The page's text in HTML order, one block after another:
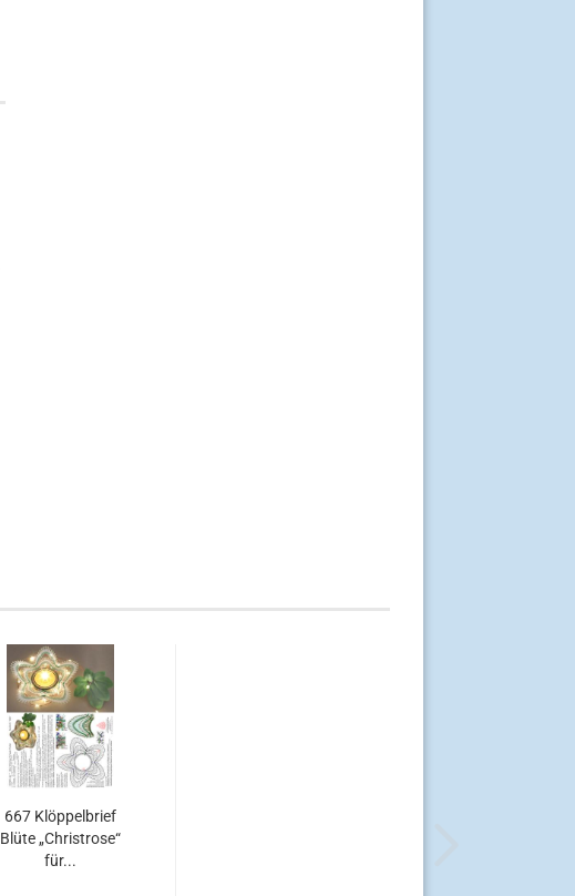
667 Klöppelbrief
Blüte „Christrose“
für...